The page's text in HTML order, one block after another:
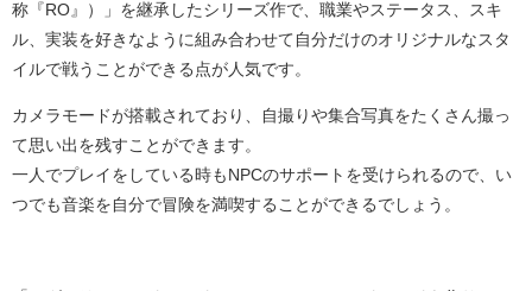
称『 RO 』）」を継承したシリーズ作で、職業やステータス、スキ
ル、実装を好きなように組み合わせて自分だけのオリジナルなスタ
イルで戦うことができる点が人気です。
カメラモードが搭載されており、自撮りや集合写真をたくさん撮っ
て思い出を残すことができます。
一人でプレイをしている時も NPCのサポートを受けられるので、い
つでも音楽を自分で冒険を満喫することができるでしょう。